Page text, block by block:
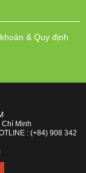
& Quy định
Chí Minh
: (+84) 908 342